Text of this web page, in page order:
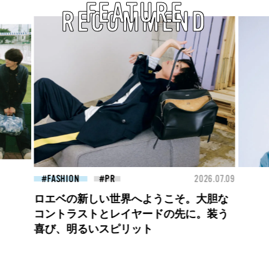
RECOMMEND
FEATURE
BEAUTY 2026.07.09
夏のパーマ、さらにあか抜け。N.（エヌ
ドット）のスタイリングアイテムで作る
旬ヘアのテクニックを、人気３サロンに